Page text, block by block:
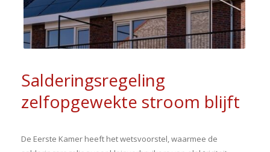
Salderingsregeling
zelfopgewekte stroom blijft
De Eerste Kamer heeft het wetsvoorstel, waarmee de